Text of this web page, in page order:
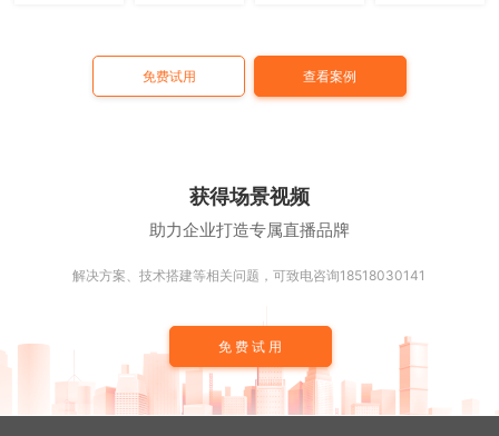
免费试用 查看案例
获得场景视频
助力企业打造专属直播品牌
解决方案、技术搭建等相关问题，可致电咨询18518030141
免费试用